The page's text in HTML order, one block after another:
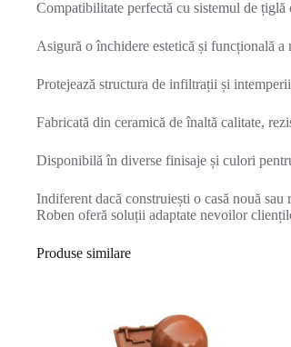
Compatibilitate perfectă cu sistemul de
Asigură o închidere estetică și funcțională
Protejează structura de infiltrații și intemperii
Fabricată din ceramică de înaltă calitate,
Disponibilă în diverse finisaje și culori
Indiferent dacă construiești o casă nouă
Roben oferă soluții adaptate nevoilor
Produse similare